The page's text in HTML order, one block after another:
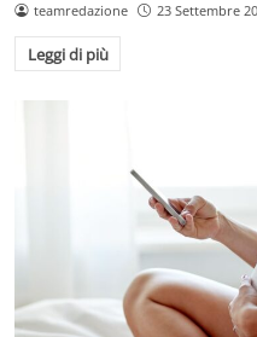
teamredazione 23 Settembre
Leggi di più